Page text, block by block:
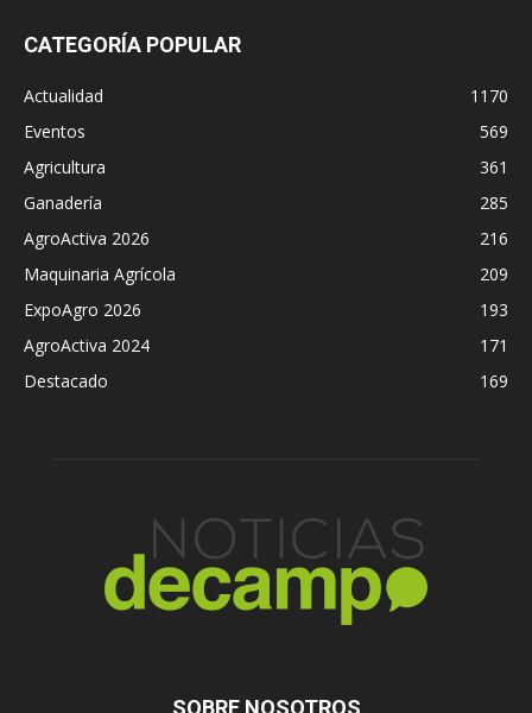
CATEGORÍA POPULAR
Actualidad
1170
Eventos
569
Agricultura
361
Ganadería
285
AgroActiva 2026
216
Maquinaria Agrícola
209
ExpoAgro 2026
193
AgroActiva 2024
171
Destacado
169
SOBRE NOSOTROS